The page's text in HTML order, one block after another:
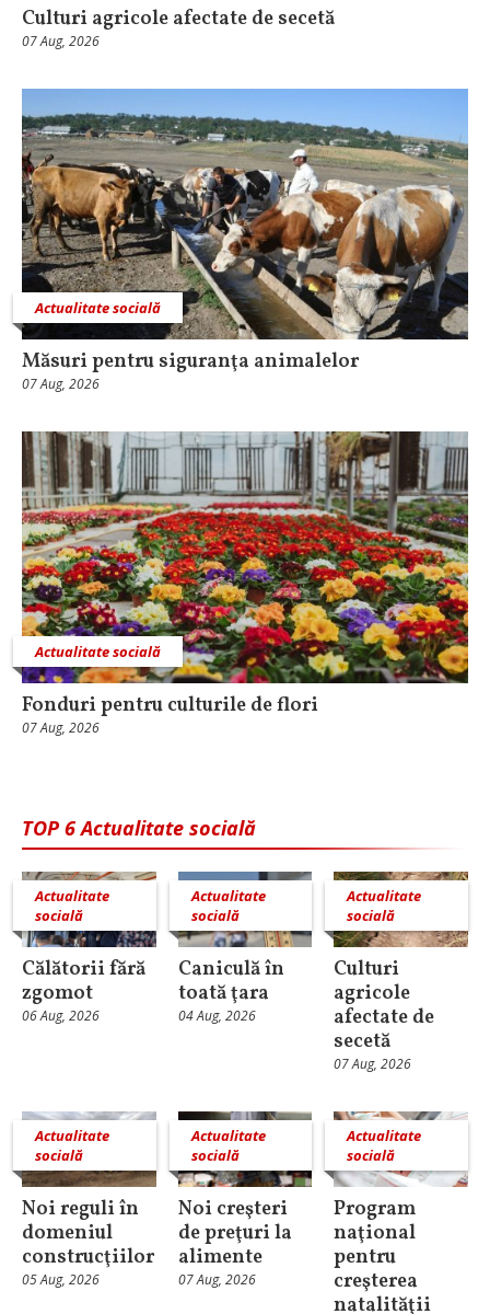
Culturi agricole afectate de secetă
07 Aug, 2026
Actualitate socială
Măsuri pentru siguranţa animalelor
07 Aug, 2026
Actualitate socială
Fonduri pentru culturile de flori
07 Aug, 2026
TOP 6 Actualitate socială
Actualitate
socială
Călătorii fără
zgomot
06 Aug, 2026
Actualitate
socială
Caniculă în
toată ţara
04 Aug, 2026
Actualitate
socială
Culturi
agricole
afectate de
secetă
07 Aug, 2026
Actualitate
socială
Noi reguli în
domeniul
construcţiilor
05 Aug, 2026
Actualitate
socială
Noi creşteri
de preţuri la
alimente
07 Aug, 2026
Actualitate
socială
Program
naţional
pentru
creşterea
natalităţii